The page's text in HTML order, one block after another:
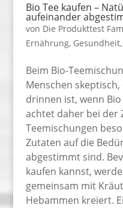
Bio Tee kaufen –
aufeinander
von Die Produkttest
Ernährung, Gesundheit,
Beim Bio-
Menschen
drinnen ist, wenn
achtet daher bei der
Teemischungen
Zutaten auf die
abgestimmt sind.
kaufen kannst,
gemeinsam mit
Hebammen kreiert.